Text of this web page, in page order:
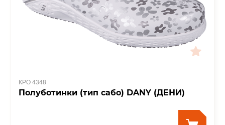
КРО 4348
Полуботинки (тип сабо) DANY (ДЕНИ)